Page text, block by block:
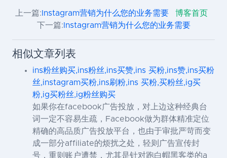
上一篇: Instagram营销为什么您的业务需要
博客首页
下一篇: Instagram营销为什么您的业务需要
相似文章列表
ins粉丝购买,ins粉丝,ins买赞,ins 买粉,ins赞,ins买粉
丝,instagram买粉,ins刷粉,ins 买粉,买粉丝,ig买
粉,ig买粉丝,ig粉丝购买
如果你在facebook广告投放，对上边这种经典台
词一定不容易生疏，Facebook做为群体精准定位
精确的高品质广告投放平台，也由于审批严苛而变
成一部分affiliate的烦扰之处，轻则广告宣传封
号，重则账户遭禁，尤其是针对跑白帽黑客类的a